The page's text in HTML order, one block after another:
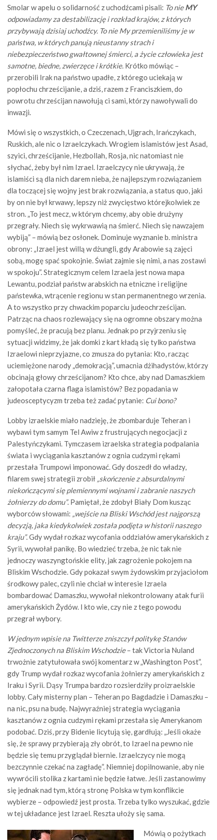
Smolar w apelu o solidarność z uchodźcami pisali: To nieMY
odpowiadamy za destabilizację i rozkład krajów, z których
przybywają dzisiaj uchodźcy. To nie My przemieniliśmy je w
państwa, w których panują nieustanny strach i
niebezpieczeństwo gwałtownej śmierci, a życie człowieka jest
samotne, biedne, zwierzęce i krótkie. Krótko mówiąc –
przerobili Irak na państwo upadłe, z którego uciekają w
popłochu chrześcijanie, a dziś, razem z Franciszkiem, do
powrotu chrześcijan nawołują ci sami, którzy nawoływali do
inwazji.
Mówi się o wszystkich, o Czeczenach, Ujgrach, Irańczykach,
Ruskich, ale nic o Izraelczykach. Wrogiem islamistów jest Asad,
szyici, chrześcijanie, Hezbollah, Rosja, nic natomiast nie
słychać, żeby był nim Izrael. Izraelczycy nie ukrywają, że
islamiści są dla nich darem nieba, że najlepszym rozwiązaniem
dla toczącej się wojny jest brak rozwiązania, a status quo, jaki
by on nie był krwawy, lepszy niż zwycięstwo którejkolwiek ze
stron. „To jest mecz, w którym chcemy, aby obie drużyny
przegrały. Niech się wykrwawią na śmierć. Niech się nawzajem
wybiją” – mówią bez osłonek. Dominuje wyznanie b. ministra
obrony: „Izrael jest willą w dżungli, gdy Arabowie są zajęci
sobą, mogę spać spokojnie. Świat zajmie się nimi, a nas zostawi
w spokoju”. Strategicznym celem Izraela jest nowa mapa
Lewantu, podział państw arabskich na etniczne i religijne
państewka, wtrącenie regionu w stan permanentnego wrzenia.
A to wszystko przy chwackim poparciu judeochrześcijan.
Patrząc na chaos rozlewający się na ogromne obszary można
pomyśleć, że pracują bez planu. Jednak po przyjrzeniu się
sytuacji widzimy, że jak domki z kart kładą się tylko państwa
Izraelowi nieprzyjazne, co zmusza do pytania: Kto, racząc
uciemiężone narody „demokracją”, umacnia dżihadystów, którzy
obcinają głowy chrześcijanom? Kto chce, aby nad Damaszkiem
załopotała czarna flaga islamistów? Bez popadania w
judeosceptycyzm trzeba też zadać pytanie: Cui bono?
Lobby izraelskie miało nadzieję, że zbombarduje Teheran i
wybawi tym samym Tel Awiw z frustrujących negocjacji z
Palestyńczykami. Tymczasem izraelska strategia podpalania
świata i wyciągania kasztanów z ognia cudzymi rękami
przestała Trumpowi imponować. Gdy doszedł do władzy,
filarem swej strategii zrobił „skończenie z absurdalnymi
niekończącymi się plemiennymi wojnami i zabranie naszych
żołnierzy do domu”. Pamiętał, że zdobył Biały Dom kusząc
wyborców słowami: „wejście na Bliski Wschód jest najgorszą
decyzją, jaka kiedykolwiek została podjęta w historii naszego
kraju”. Gdy wydał rozkaz wycofania oddziałów amerykańskich z
Syrii, wywołał panikę. Bo wiedzieć trzeba, że nic tak nie
jednoczy waszyngtońskie elity, jak zagrożenie pokojem na
Bliskim Wschodzie. Gdy pokazał swym żydowskim przyjaciołom
środkowy palec, czyli nie chciał w interesie Izraela
bombardować Damaszku, wywołał niekontrolowany atak furii
amerykańskich Żydów. I kto wie, czy nie z tego powodu
przegrał wybory.
W jednym wpisie na Twitterze zniszczył politykę Stanów
Zjednoczonych na Bliskim Wschodzie– tak Victoria Nuland
trwożnie zatytułowała swój komentarz w „Washington Post”,
gdy Trump wydał rozkaz wycofania żołnierzy amerykańskich z
Iraku i Syrii. Dąsy Trumpa bardzo rozsierdziły proizraelskie
lobby. Cały misterny plan – Teheran po Bagdadzie i Damaszku –
na nic, psu na budę. Najwyraźniej strategia wyciągania
kasztanów z ognia cudzymi rękami przestała się Amerykanom
podobać. Dziś, przy Bidenie licytują się, gardłują: „Jeśli okaże
się, że sprawy przybierają zły obrót, to Izrael na pewno nie
będzie się temu przyglądał biernie. Izraelczycy nie mogą
bezczynnie czekać na zagładę”. Niemniej dopilnowanie, aby nie
wywrócili stolika z kartami nie będzie łatwe. Jeśli zastanowimy
się jednak nad tym, którą stronę Polska w tym konflikcie
wybierze – odpowiedź jest prosta. Trzeba tylko wyszukać, gdzie
w tej układance jest Izrael. Reszta ułoży się sama.
Mówią o pożytkach